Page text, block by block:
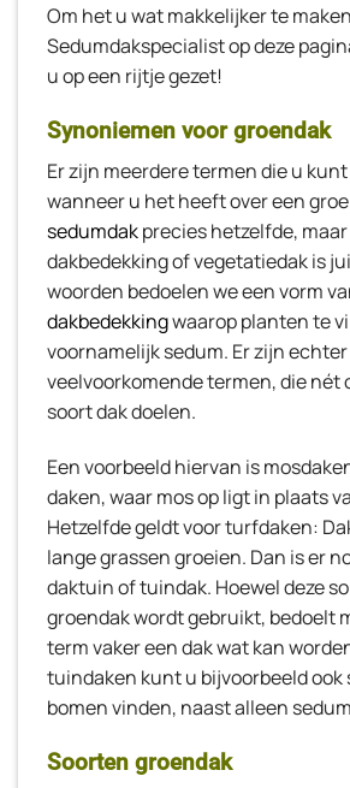
Om het u wat makkelijker te
Sedumdakspecialist op deze
u op een rijtje gezet!
Synoniemen voor groendak
Er zijn meerdere termen die u
wanneer u het heeft over een
sedumdakprecies hetzelfde,
dakbedekking of vegetatiedak is
woorden bedoelen we een vorm
dakbedekkingwaarop planten te
voornamelijk sedum. Er zijn
veelvoorkomende termen, die nét
soort dak doelen.
Een voorbeeld hiervan is
daken, waar mos op ligt in plaats
Hetzelfde geldt voor turfdaken:
lange grassen groeien. Dan is er
daktuin of tuindak. Hoewel deze
groendak wordt gebruikt, bedoelt
term vaker een dak wat kan
tuindaken kunt u bijvoorbeeld ook
bomen vinden, naast alleen
Soorten groendak